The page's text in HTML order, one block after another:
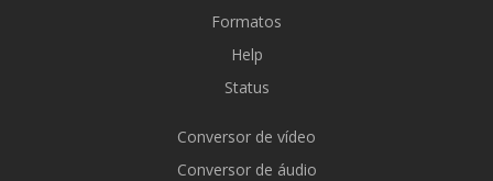
Formatos
Help
Status
Conversor de vídeo
Conversor de áudio